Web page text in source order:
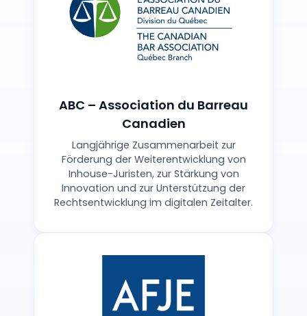
ABC – Association du Barreau
Canadien
Langjährige Zusammenarbeit zur
Förderung der Weiterentwicklung von
Inhouse-Juristen, zur Stärkung von
Innovation und zur Unterstützung der
Rechtsentwicklung im digitalen Zeitalter.